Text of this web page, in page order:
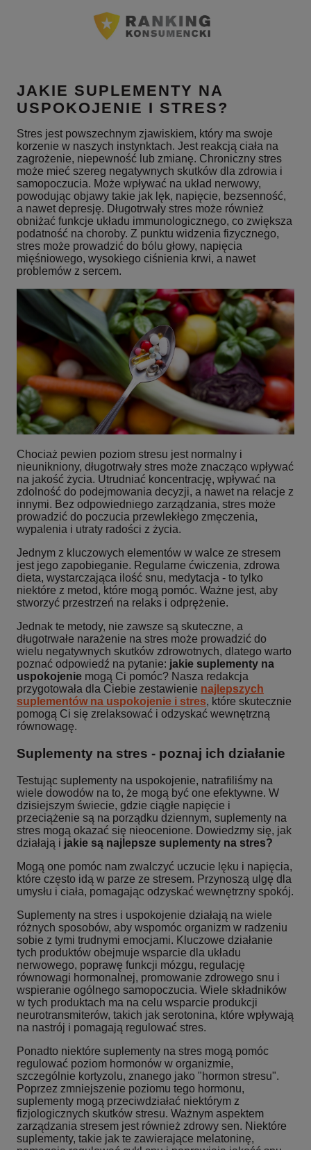
JAKIE SUPLEMENTY NA
USPOKOJENIE I STRES?
Stres jest powszechnym zjawiskiem, który ma swoje
korzenie w naszych instynktach. Jest reakcją ciała na
zagrożenie, niepewność lub zmianę. Chroniczny stres
może mieć szereg negatywnych skutków dla zdrowia i
samopoczucia. Może wpływać na układ nerwowy,
powodując objawy takie jak lęk, napięcie, bezsenność,
a nawet depresję. Długotrwały stres może również
obniżać funkcje układu immunologicznego, co zwiększa
podatność na choroby. Z punktu widzenia fizycznego,
stres może prowadzić do bólu głowy, napięcia
mięśniowego, wysokiego ciśnienia krwi, a nawet
problemów z sercem.
Chociaż pewien poziom stresu jest normalny i
nieunikniony, długotrwały stres może znacząco wpływać
na jakość życia. Utrudniać koncentrację, wpływać na
zdolność do podejmowania decyzji, a nawet na relacje z
innymi. Bez odpowiedniego zarządzania, stres może
prowadzić do poczucia przewlekłego zmęczenia,
wypalenia i utraty radości z życia.
Jednym z kluczowych elementów w walce ze stresem
jest jego zapobieganie. Regularne ćwiczenia, zdrowa
dieta, wystarczająca ilość snu, medytacja - to tylko
niektóre z metod, które mogą pomóc. Ważne jest, aby
stworzyć przestrzeń na relaks i odprężenie.
Jednak te metody, nie zawsze są skuteczne, a
długotrwałe narażenie na stres może prowadzić do
wielu negatywnych skutków zdrowotnych, dlatego warto
poznać odpowiedź na pytanie: jakie suplementy na
uspokojenie mogą Ci pomóc? Nasza redakcja
przygotowała dla Ciebie zestawienie najlepszych
suplementów na uspokojenie i stres, które skutecznie
pomogą Ci się zrelaksować i odzyskać wewnętrzną
równowagę.
Suplementy na stres - poznaj ich działanie
Testując suplementy na uspokojenie, natrafiliśmy na
wiele dowodów na to, że mogą być one efektywne. W
dzisiejszym świecie, gdzie ciągłe napięcie i
przeciążenie są na porządku dziennym, suplementy na
stres mogą okazać się nieocenione. Dowiedzmy się, jak
działają i jakie są najlepsze suplementy na stres?
Mogą one pomóc nam zwalczyć uczucie lęku i napięcia,
które często idą w parze ze stresem. Przynoszą ulgę dla
umysłu i ciała, pomagając odzyskać wewnętrzny spokój.
Suplementy na stres i uspokojenie działają na wiele
różnych sposobów, aby wspomóc organizm w radzeniu
sobie z tymi trudnymi emocjami. Kluczowe działanie
tych produktów obejmuje wsparcie dla układu
nerwowego, poprawę funkcji mózgu, regulację
równowagi hormonalnej, promowanie zdrowego snu i
wspieranie ogólnego samopoczucia. Wiele składników
w tych produktach ma na celu wsparcie produkcji
neurotransmiterów, takich jak serotonina, które wpływają
na nastrój i pomagają regulować stres.
Ponadto niektóre suplementy na stres mogą pomóc
regulować poziom hormonów w organizmie,
szczególnie kortyzolu, znanego jako "hormon stresu".
Poprzez zmniejszenie poziomu tego hormonu,
suplementy mogą przeciwdziałać niektórym z
fizjologicznych skutków stresu. Ważnym aspektem
zarządzania stresem jest również zdrowy sen. Niektóre
suplementy, takie jak te zawierające melatoninę,